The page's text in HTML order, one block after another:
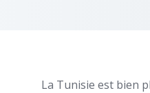
La Tunisie est bien